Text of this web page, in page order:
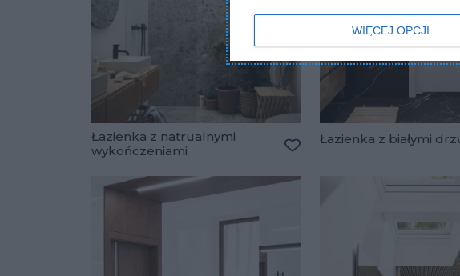
WIĘCEJ OPCJI
Łazienka z natrualnymi
wykończeniami
Łazienka z białymi